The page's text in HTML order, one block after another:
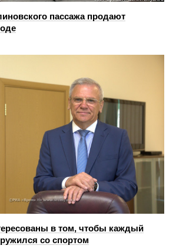
пассажа продают
в том, чтобы каждый
со спортом